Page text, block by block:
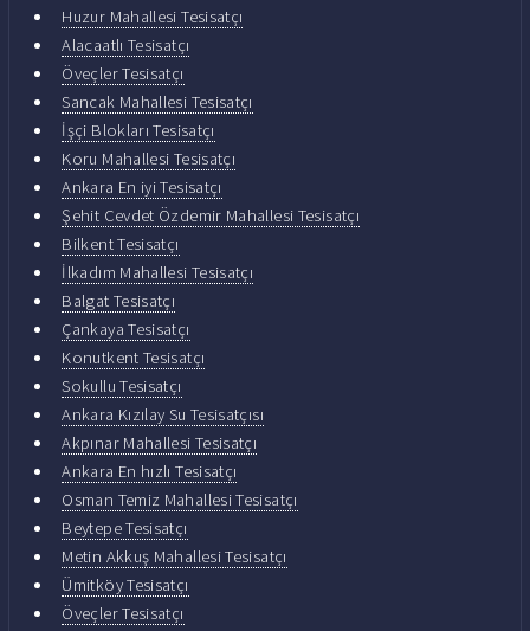
Huzur Mahallesi Tesisatçı
Alacaatlı Tesisatçı
Öveçler Tesisatçı
Sancak Mahallesi Tesisatçı
İşçi Blokları Tesisatçı
Koru Mahallesi Tesisatçı
Ankara En iyi Tesisatçı
Şehit Cevdet Özdemir Mahallesi Tesisatçı
Bilkent Tesisatçı
İlkadım Mahallesi Tesisatçı
Balgat Tesisatçı
Çankaya Tesisatçı
Konutkent Tesisatçı
Sokullu Tesisatçı
Ankara Kızılay Su Tesisatçısı
Akpınar Mahallesi Tesisatçı
Ankara En hızlı Tesisatçı
Osman Temiz Mahallesi Tesisatçı
Beytepe Tesisatçı
Metin Akkuş Mahallesi Tesisatçı
Ümitköy Tesisatçı
Öveçler Tesisatçı